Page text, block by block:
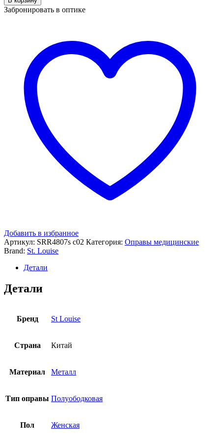
St
Louise
Забронировать в оптике
Добавить в избранное
Артикул: SRR4807s c02 Категория: Оправы медицинские
Brand: St. Louise
Детали
Детали
Бренд St Louise
Страна Китай
Материал Металл
Тип оправы Полуободковая
Пол Женская